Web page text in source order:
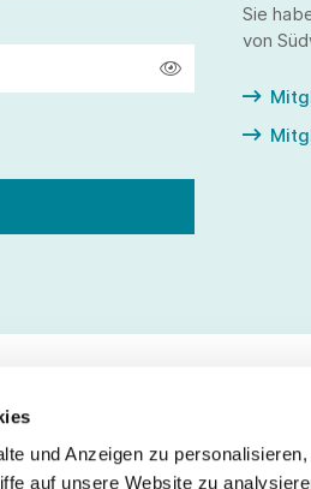
und Anzeigen zu
auf unsere Website zu
Sie
von
Service